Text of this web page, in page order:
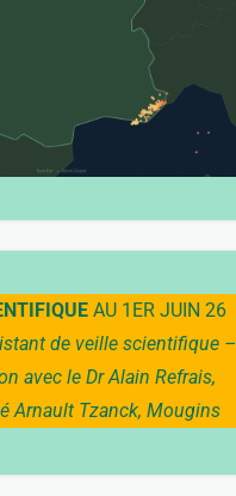
AU 1ER JUIN 26
de veille scientifique –
avec le Dr Alain Refrais,
Arnault Tzanck, Mougins